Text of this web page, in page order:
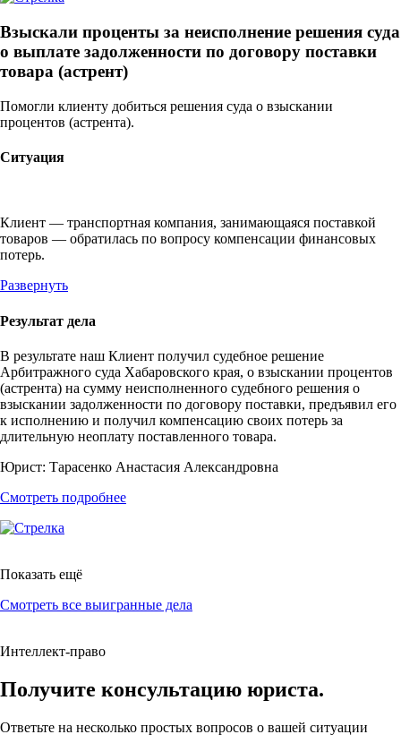
Взыскали проценты за неисполнение решения суда
о выплате задолженности по договору поставки
товара (астрент)
Помогли клиенту добиться решения суда о взыскании
процентов (астрента).
Ситуация
Клиент — транспортная компания, занимающаяся поставкой
товаров — обратилась по вопросу компенсации финансовых
потерь.
Развернуть
Результат дела
В результате наш Клиент получил судебное решение
Арбитражного суда Хабаровского края, о взыскании процентов
(астрента) на сумму неисполненного судебного решения о
взыскании задолженности по договору поставки, предъявил его
к исполнению и получил компенсацию своих потерь за
длительную неоплату поставленного товара.
Юрист: Тарасенко Анастасия Александровна
Смотреть подробнее
Показать ещё
Смотреть все выигранные дела
Интеллект-право
Получите консультацию юриста.
Ответьте на несколько простых вопросов о вашей ситуации